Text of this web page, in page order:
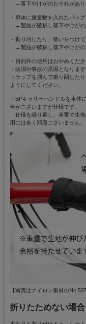
→落下やけがのおそれがあり
・車体に重量物を入れたバッ
→製品が破損し落下やけがの
・振り回したり、勢いをつけて
→製品が破損し落下やけがの
・目的外の使用はおやめくださ
・破損や事故の原因となりま
トラップを掴んで振り回した
ようにしてください。
・BPキャリーハンドルを車体
合がございますが仕様です。
仕様を繰り返し、車重で生地
用には全く問題ございません。
【写真はナイロン素材の
折りたためない場合